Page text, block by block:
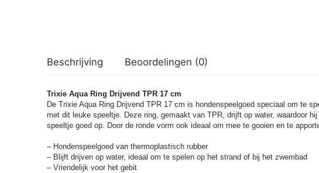
Beschrijving Beoordelingen (0)
Trixie Aqua Ring Drijvend TPR 17 cm
De Trixie Aqua Ring Drijvend TPR 17 cm is hondenspeelgoed speciaal om te
met dit leuke speeltje. Deze ring, gemaakt van TPR, drijft op water, waardoor
speeltje goed op. Door de ronde vorm ook ideaal om mee te gooien en te
– Hondenspeelgoed van thermoplastisch rubber
– Blijft drijven op water, ideaal om te spelen op het strand of bij het zwembad
– Vriendelijk voor het gebit